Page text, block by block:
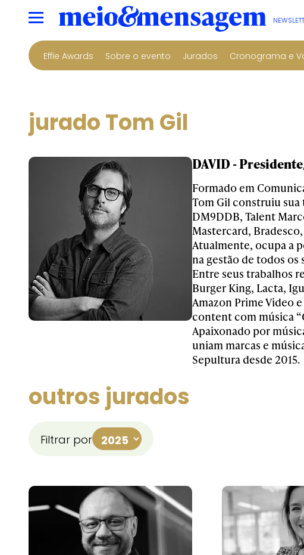
Effie Awards Sobre o evento Jurados Cronograma e
jurado Tom Gil
DAVID -
Formado em
Tom Gil construiu sua
DM9DDB, Talent
Mastercard,
Atualmente, ocupa a
na gestão de todos os
Entre seus trabalhos
Burger King, Lacta,
Amazon Prime Video
content com música
Apaixonado por
uniam marcas e
Sepultura desde 2015.
outros jurados
Filtrar por